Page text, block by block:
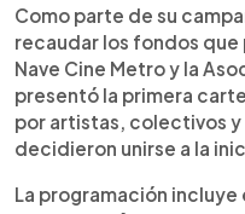
Escuchar
La Nave Cine Metro
de actividades de su
una iniciativa creada
dólares necesarios
cultural. Más de 90
convocatoria y se
entre julio y agosto.
Como parte de su
recaudar los fondos
Nave Cine Metro y la
presentó la primera
por artistas, colectivos
decidieron unirse a la
La programación incluye